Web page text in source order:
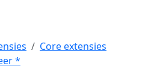
Core extensies
*